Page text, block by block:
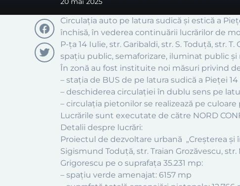
Facebook
Twitter
Circulația auto pe latura sudică și estică a
închisă, în vederea continuării lucrărilor de
P-ța 14 Iulie, str. Garibaldi, str. S. Toduță, str.
spațiu public, semaforizare, iluminat public și
În zonă au fost instituite noi măsuri privind
– stația de BUS de pe latura sudică a Pieței
– deschiderea circulației în dublu sens pe
– circulația pietonilor se realizează pe
Lucrările sunt executate de către NORD
Detalii despre lucrări:
Proiectul de dezvoltare urbană „Creșterea
Sigismund Toduță, str. Traian Grozăvescu,
Grigorescu pe o suprafața 35.231 mp:
– spațiu verde amenajat: 6157 mp